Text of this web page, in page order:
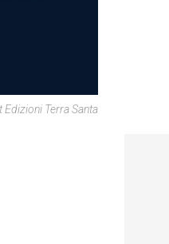
Terra Santa